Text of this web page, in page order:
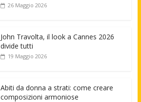
26 Maggio 2026
John Travolta, il look a Cannes 2026
divide tutti
19 Maggio 2026
Abiti da donna a strati: come creare
composizioni armoniose